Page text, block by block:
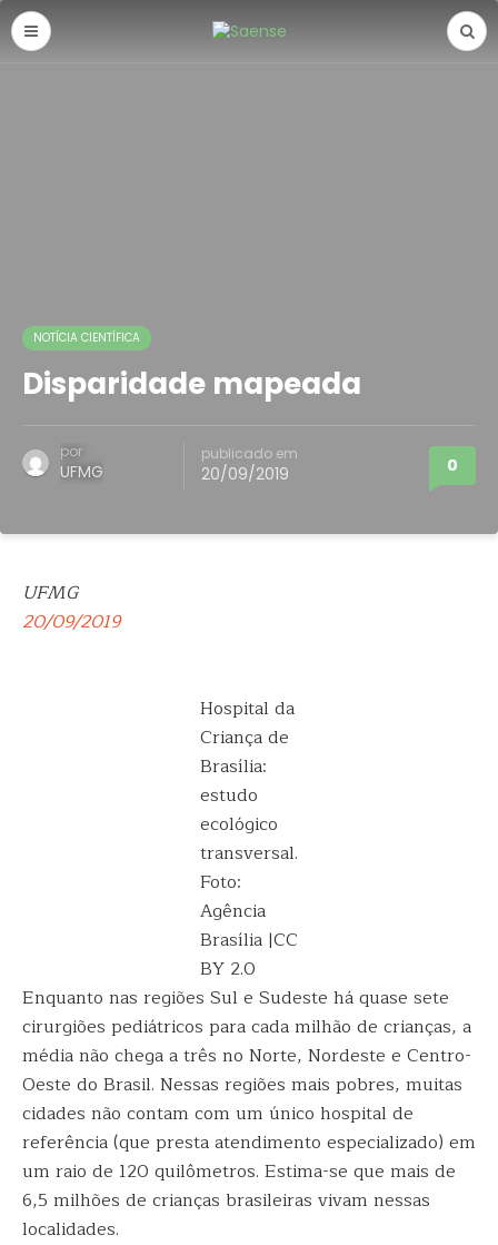
NOTÍCIA CIENTÍFICA
Disparidade mapeada
por
UFMG
publicado em
20/09/2019 0
UFMG
20/09/2019
Hospital da
Criança de
Brasília:
estudo
ecológico
transversal.
Foto:
Agência
Brasília |CC
BY 2.0
Enquanto nas regiões Sul e Sudeste há quase sete
cirurgiões pediátricos para cada milhão de crianças, a
média não chega a três no Norte, Nordeste e Centro-
Oeste do Brasil. Nessas regiões mais pobres, muitas
cidades não contam com um único hospital de
referência (que presta atendimento especializado) em
um raio de 120 quilômetros. Estima-se que mais de
6,5 milhões de crianças brasileiras vivam nessas
localidades.